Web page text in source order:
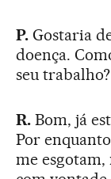
P.Gostaria
doença.
seu trabalho?
R.Bom, já
Por
me